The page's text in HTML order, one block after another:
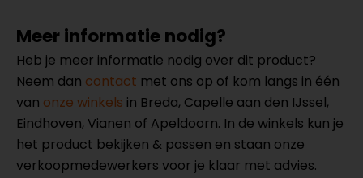
Meer informatie nodig?
Heb je meer informatie nodig over dit product?
Neem dan contact met ons op of kom langs in één
van onze winkels in Breda, Capelle aan den IJssel,
Eindhoven, Vianen of Apeldoorn. In de winkels kun je
het product bekijken & passen en staan onze
verkoopmedewerkers voor je klaar met advies.